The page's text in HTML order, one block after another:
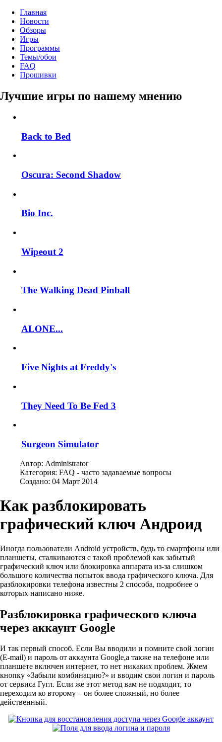
Главная
Новости
Обзоры
Игры
Программы
Темы/обои
FAQ
Прошивки
Лучшие игры по нашему мнению
Back to Bed
Oscura: Second Shadow
Bio Inc.
Wipeout 2
The Walking Dead Pinball
ALONE...
Five Nights at Freddy's
They Need To Be Fed 3
Surgeon Simulator
Автор: Administrator
Категория: FAQ - часто задаваемые вопросы
Создано: 04 Март 2014
Как разблокировать
графический ключ Андроид
Иногда пользователи Android устройств, будь то смартфоны или
планшеты, сталкиваются с такой проблемой как забытый
графический ключ или блокировка аппарата из-за слишком
большого количества попыток ввода графического ключа. Для
разблокировки телефона известны 2 способа, подробнее о
которых написано ниже.
Разблокировка графического ключа
через аккаунт Google
И так первый способ. Если Вы вводили и помните свой логин
(E-mail) и пароль от аккаунта Google,а также на телефоне или
планшете включен интернет, то нет никаких проблем. Жмем
кнопку «Забыли комбинацию?» и вводим свои логин и пароль
от сервиса Гугл. Если же этот метод вам не подходит, то
переходим ко второму – он более сложный, но более
действенный.